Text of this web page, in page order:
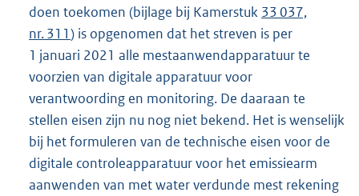
doen toekomen (bijlage bij Kamerstuk 33 037,
nr. 311) is opgenomen dat het streven is per
1 januari 2021 alle mestaanwendapparatuur te
voorzien van digitale apparatuur voor
verantwoording en monitoring. De daaraan te
stellen eisen zijn nu nog niet bekend. Het is wenselijk
bij het formuleren van de technische eisen voor de
digitale controleapparatuur voor het emissiearm
aanwenden van met water verdunde mest rekening